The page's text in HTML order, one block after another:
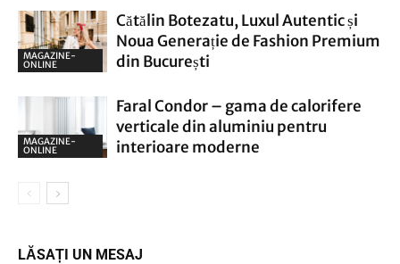
MAGAZINE-
ONLINE
Cătălin Botezatu, Luxul Autentic și
Noua Generație de Fashion Premium
din București
MAGAZINE-
ONLINE
Faral Condor – gama de calorifere
verticale din aluminiu pentru
interioare moderne
LĂSAȚI UN MESAJ